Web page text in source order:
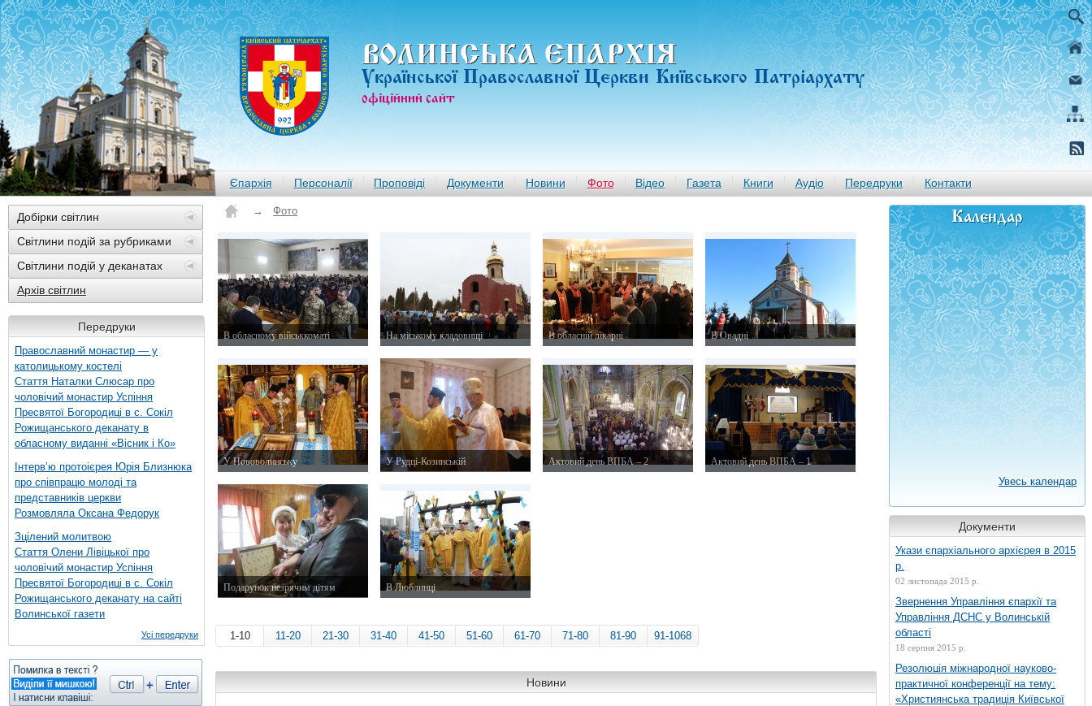
ВОЛИНСЬКА ЄПАРХIЯ
Української Православної Церкви Київського Патріархату
офiцiйний сайт
Єпархія Персоналії Проповіді Документи Новини Фото Відео Газета Книги Аудіо Передруки Контакти
Добірки світлин
Світлини подій за рубриками
Світлини подій у деканатах
Архів світлин
Передруки
Православний монастир — у
католицькому костелі
Стаття Наталки Слюсар про
чоловічий монастир Успіння
Пресвятої Богородиці в с. Сокіл
Рожищанського деканату в
обласному виданні «Вісник і Ко»
Інтерв’ю протоієрея Юрія Близнюка
про співпрацю молоді та
представників церкви
Розмовляла Оксана Федорук
Зцілений молитвою
Стаття Олени Лівіцької про
чоловічий монастир Успіння
Пресвятої Богородиці в с. Сокіл
Рожищанського деканату на сайті
Волинської газети
Усі передруки
→ Фото
В обласному військкоматі На міському кладовищі В обласній лікарні В Овадні
У Нововолинську У Рудці-Козинській Актовий день ВПБА – 2 Актовий день ВПБА – 1
Подарунок незрячим дітям В Люблинці
1-10 11-20 21-30 31-40 41-50 51-60 61-70 71-80 81-90 91-1068
Новини
Календар
Увесь календар
Документи
Укази єпархіального архієрея в 2015
р.
02 листопада 2015 р.
Звернення Управління єпархії та
Управління ДСНС у Волинській
області
18 серпня 2015 р.
Резолюція міжнародної науково-
практичної конференції на тему:
«Християнська традиція Київської